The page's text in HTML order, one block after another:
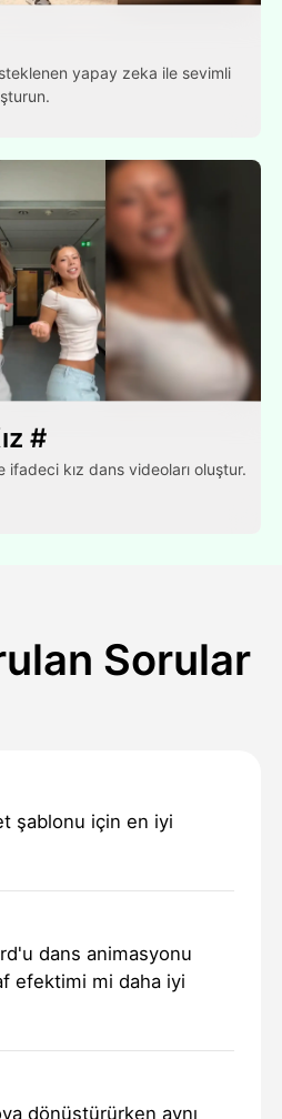
yapay zeka ile sevimli
#
kız dans videoları oluştur.
Sorular
şablonu için en iyi
dans animasyonu
efektimi mi daha iyi
dönüştürürken aynı